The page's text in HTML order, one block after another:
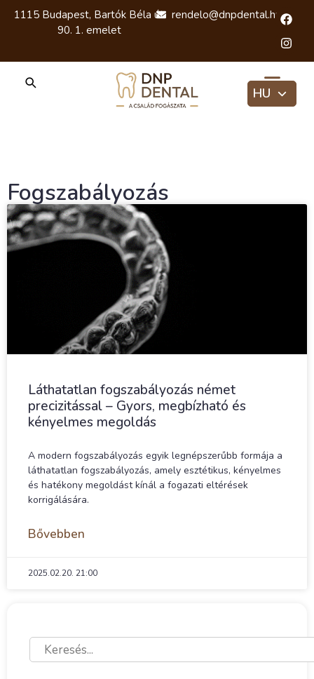
1115 Budapest, Bartók Béla út
90. 1. emelet
rendelo@dnpdental.hu
HU
Fogszabályozás
Láthatatlan fogszabályozás német
precizitással – Gyors, megbízható és
kényelmes megoldás
A modern fogszabályozás egyik legnépszerűbb formája a
láthatatlan fogszabályozás, amely esztétikus, kényelmes
és hatékony megoldást kínál a fogazati eltérések
korrigálására.
Bővebben
2025.02.20. 21:00